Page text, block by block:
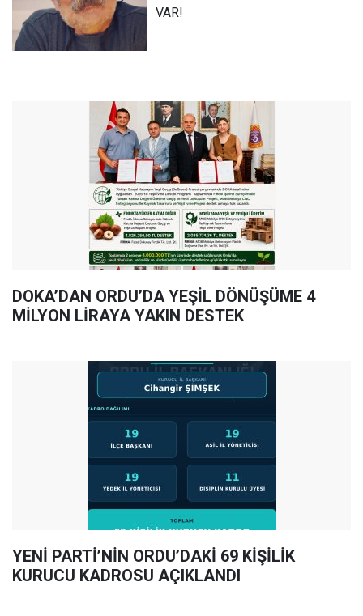
VAR!
DOKA’DAN ORDU’DA YEŞİL DÖNÜŞÜME 4
MİLYON LİRAYA YAKIN DESTEK
YENİ PARTİ’NİN ORDU’DAKİ 69 KİŞİLİK
KURUCU KADROSU AÇIKLANDI